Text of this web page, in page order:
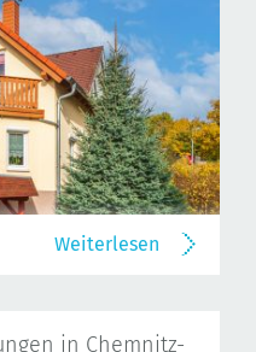
Weiterlesen
in Chemnitz-